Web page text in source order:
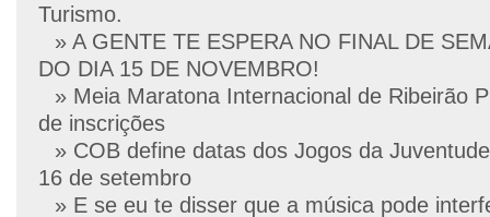
Turismo.
» A GENTE TE ESPERA NO FINAL DE
DO DIA 15 DE NOVEMBRO!
» Meia Maratona Internacional de Ribeirão
de inscrições
» COB define datas dos Jogos da
16 de setembro
» E se eu te disser que a música pode